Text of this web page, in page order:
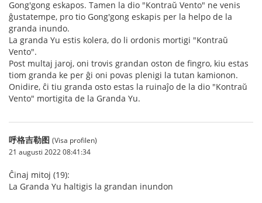
Gong'gong eskapos. Tamen la dio "Kontraŭ Vento" ne venis
ĝustatempe, pro tio Gong'gong eskapis per la helpo de la
granda inundo.
La granda Yu estis kolera, do li ordonis mortigi "Kontraŭ
Vento".
Post multaj jaroj, oni trovis grandan oston de fingro, kiu estas
tiom granda ke per ĝi oni povas plenigi la tutan kamionon.
Onidire, ĉi tiu granda osto estas la ruinaĵo de la dio "Kontraŭ
Vento" mortigita de la Granda Yu.
呼格吉勒图 (Visa profilen)
21 augusti 2022 08:41:34
Ĉinaj mitoj (19):
La Granda Yu haltigis la grandan inundon